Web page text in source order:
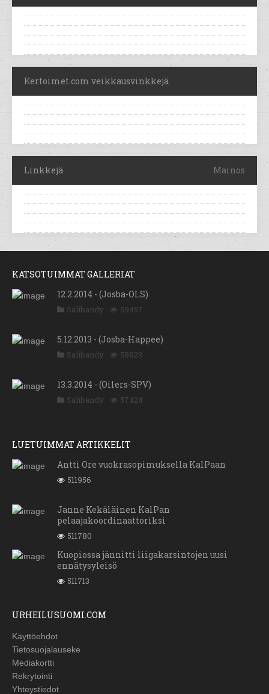
Kertoimet.com veikkausvinkkejä
Linkkejä Mainos
KATSOTUIMMAT GALLERIAT
12.2.2014 - (Josba-OLS)
Salibandy 59457
5.12.2013 - (Josba-Happee)
Salibandy 58829
13.3.2014 - (Oilers-SPV)
Salibandy 57424
LUETUIMMAT ARTIKKELIT
Antti Ore vuokrasopimuksella KalPaan
511956
Janne Kekäläinen KalPan
pelaajakoordinaattoriksi
511780
Kuopiossa jännitti liigakarsintojen uusi
ennätysyleisö
511713
URHEILUSUOMI.COM
Käyttöehdot
Tietosuojalauseke
Mediakortti
Rekrytointi
Yhteystiedot